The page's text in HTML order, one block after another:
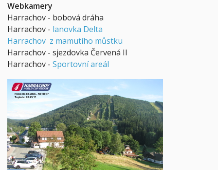
Webkamery
Harrachov - bobová dráha
Harrachov - lanovka Delta
Harrachov z mamutího můstku
Harrachov - sjezdovka Červená II
Harrachov - Sportovní areál